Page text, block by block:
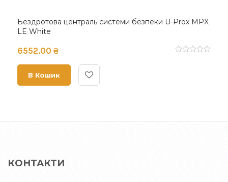
Бездротова централь системи безпеки U-Prox MPX
LE White
6552.00 ₴
В Кошик
КОНТАКТИ